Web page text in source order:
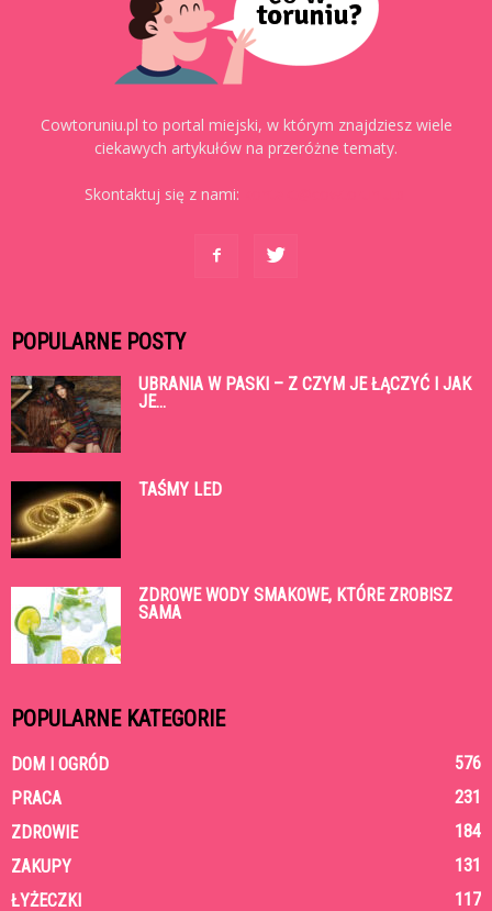
Cowtoruniu.pl to portal miejski, w którym znajdziesz wiele
ciekawych artykułów na przeróżne tematy.
Skontaktuj się z nami:
POPULARNE POSTY
UBRANIA W PASKI – Z CZYM JE ŁĄCZYĆ I JAK
JE...
TAŚMY LED
ZDROWE WODY SMAKOWE, KTÓRE ZROBISZ
SAMA
POPULARNE KATEGORIE
DOM I OGRÓD
576
PRACA
231
ZDROWIE
184
ZAKUPY
131
ŁYŻECZKI
117